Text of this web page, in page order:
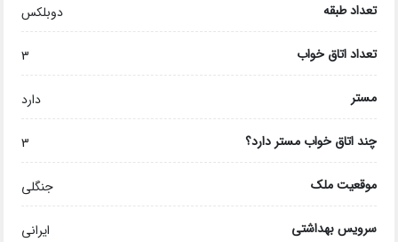
تعداد طبقه دوبلکس
تعداد اتاق خواب 3
مستر دارد
چند اتاق خواب مستر دارد؟ 3
موقعیت ملک جنگلی
سرویس بهداشتی ایرانی